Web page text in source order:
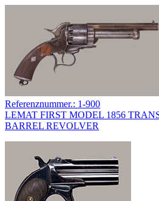
Referenznummer.: 1-900
LEMAT FIRST MODEL 1856
BARREL REVOLVER